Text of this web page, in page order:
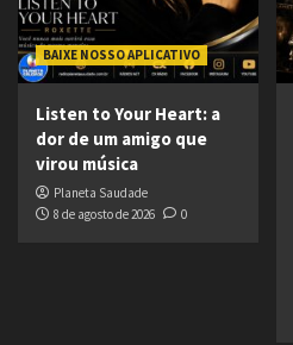
BAIXE NOSSO APLICATIVO
Listen to Your Heart: a
dor de um amigo que
virou música
Planeta Saudade
8 de agosto de 2026
0